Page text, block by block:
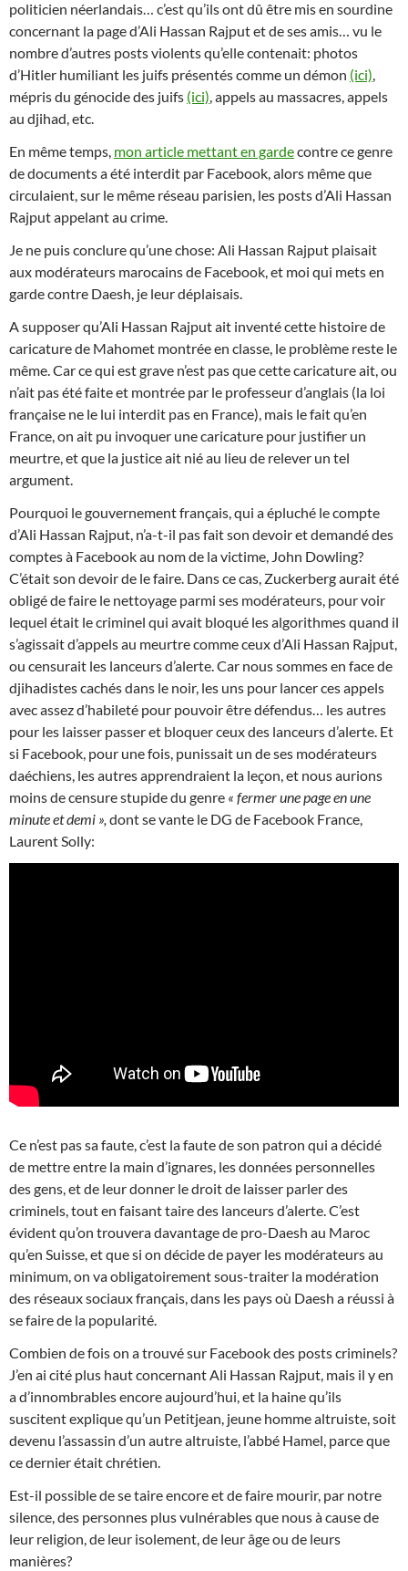
politicien néerlandais… c’est qu’ils ont dû être mis en sourdine
concernant la page d’Ali Hassan Rajput et de ses amis… vu le
nombre d’autres posts violents qu’elle contenait: photos
d’Hitler humiliant les juifs présentés comme un démon (ici),
mépris du génocide des juifs (ici), appels au massacres, appels
au djihad, etc.
En même temps, mon article mettant en gardecontre ce genre
de documents a été interdit par Facebook, alors même que
circulaient, sur le même réseau parisien, les posts d’Ali Hassan
Rajput appelant au crime.
Je ne puis conclure qu’une chose: Ali Hassan Rajput plaisait
aux modérateurs marocains de Facebook, et moi qui mets en
garde contre Daesh, je leur déplaisais.
A supposer qu’Ali Hassan Rajput ait inventé cette histoire de
caricature de Mahomet montrée en classe, le problème reste le
même. Car ce qui est grave n’est pas que cette caricature ait, ou
n’ait pas été faite et montrée par le professeur d’anglais (la loi
française ne le lui interdit pas en France), mais le fait qu’en
France, on ait pu invoquer une caricature pour justifier un
meurtre, et que la justice ait nié au lieu de relever un tel
argument.
Pourquoi le gouvernement français, qui a épluché le compte
d’Ali Hassan Rajput, n’a-t-il pas fait son devoir et demandé des
comptes à Facebook au nom de la victime, John Dowling?
C’était son devoir de le faire. Dans ce cas, Zuckerberg aurait été
obligé de faire le nettoyage parmi ses modérateurs, pour voir
lequel était le criminel qui avait bloqué les algorithmes quand il
s’agissait d’appels au meurtre comme ceux d’Ali Hassan Rajput,
ou censurait les lanceurs d’alerte. Car nous sommes en face de
djihadistes cachés dans le noir, les uns pour lancer ces appels
avec assez d’habileté pour pouvoir être défendus… les autres
pour les laisser passer et bloquer ceux des lanceurs d’alerte. Et
si Facebook, pour une fois, punissait un de ses modérateurs
daéchiens, les autres apprendraient la leçon, et nous aurions
moins de censure stupide du genre « fermer une page en une
minute et demi », dont se vante le DG de Facebook France,
Laurent Solly:
Ce n’est pas sa faute, c’est la faute de son patron qui a décidé
de mettre entre la main d’ignares, les données personnelles
des gens, et de leur donner le droit de laisser parler des
criminels, tout en faisant taire des lanceurs d’alerte. C’est
évident qu’on trouvera davantage de pro-Daesh au Maroc
qu’en Suisse, et que si on décide de payer les modérateurs au
minimum, on va obligatoirement sous-traiter la modération
des réseaux sociaux français, dans les pays où Daesh a réussi à
se faire de la popularité.
Combien de fois on a trouvé sur Facebook des posts criminels?
J’en ai cité plus haut concernant Ali Hassan Rajput, mais il y en
a d’innombrables encore aujourd’hui, et la haine qu’ils
suscitent explique qu’un Petitjean, jeune homme altruiste, soit
devenu l’assassin d’un autre altruiste, l’abbé Hamel, parce que
ce dernier était chrétien.
Est-il possible de se taire encore et de faire mourir, par notre
silence, des personnes plus vulnérables que nous à cause de
leur religion, de leur isolement, de leur âge ou de leurs
manières?